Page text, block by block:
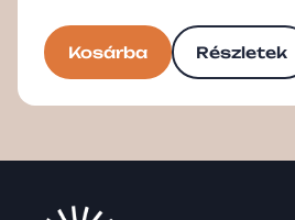
Részletek
Kosárba